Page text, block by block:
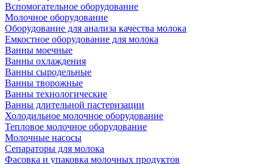
Вспомогательное оборудование
Молочное оборудование
Оборудование для анализа качества молока
Емкостное оборудование для молока
Ванны моечные
Ванны охлаждения
Ванны сыродельные
Ванны творожные
Ванны технологические
Ванны длительной пастеризации
Холодильное молочное оборудование
Тепловое молочное оборудование
Молочные насосы
Сепараторы для молока
Фасовка и упаковка молочных продуктов